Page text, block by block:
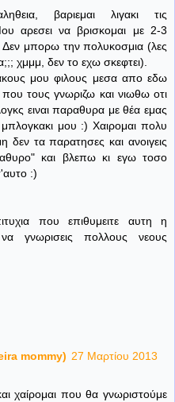
βαριεμαι λιγακι τις
αρεσει να βρισκομαι με 2-3
μπορω την πολυκοσμια (λες
χμμμ, δεν το εχω σκεφτει).
μου φιλους μεσα απο εδω
που τους γνωριζω και νιωθω οτι
ειναι παραθυρα με θέα εμας
μου :) Χαιρομαι πολυ
δεν τα παρατησες και ανοιγεις
και βλεπω κι εγω τοσο
:)
που επιθυμειτε αυτη η
γνωρισεις πολλους νεους
mommy) 27 Μαρτίου 2013
χαίρομαι που θα γνωριστούμε